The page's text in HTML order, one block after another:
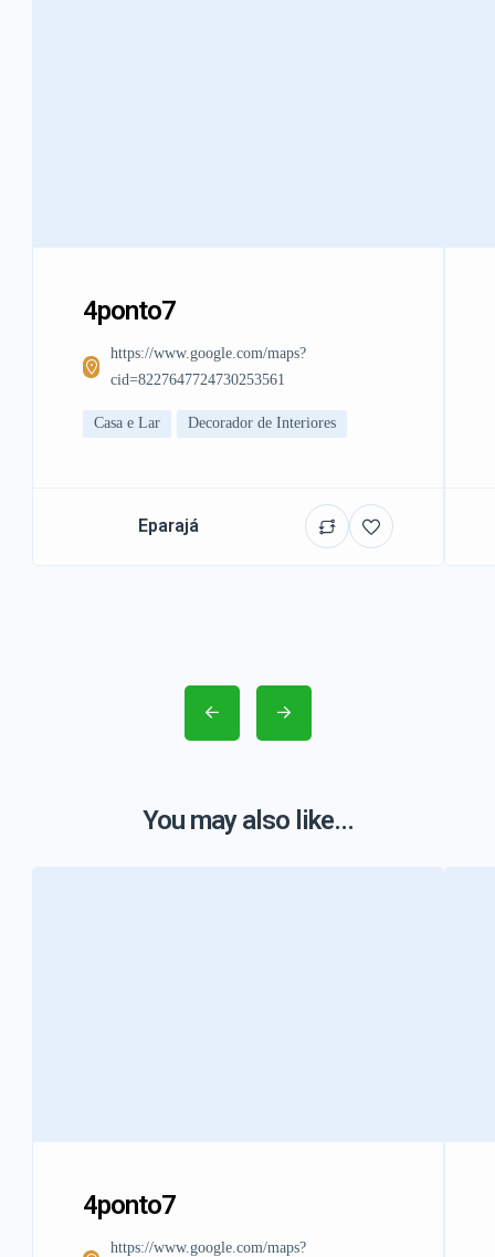
4ponto7
https://www.google.com/maps?
cid=8227647724730253561
Casa e Lar Decorador de Interiores
Eparajá
You may also like...
4ponto7
https://www.google.com/maps?